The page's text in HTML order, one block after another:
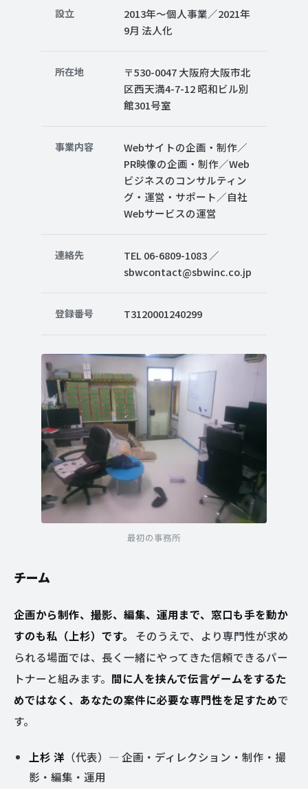
設立
2013年〜個人事業／2021年
9月 法人化
所在地
〒530-0047 大阪府大阪市北
区西天満4-7-12 昭和ビル別
館301号室
事業内容
Webサイトの企画・制作／
PR映像の企画・制作／Web
ビジネスのコンサルティン
グ・運営・サポート／自社
Webサービスの運営
連絡先
TEL 06-6809-1083 ／
sbwcontact@sbwinc.co.jp
登録番号 T3120001240299
最初の事務所
チーム
企画から制作、撮影、編集、運用まで、窓口も手を動か
すのも私（上杉）です。
そのうえで、より専門性が求め
られる場面では、長く一緒にやってきた信頼できるパー
トナーと組みます。 間に人を挟んで伝言ゲームをするた
めではなく、あなたの案件に必要な専門性を足すためで
す。
上杉 洋 （代表）— 企画・ディレクション・制作・撮
影・編集・運用